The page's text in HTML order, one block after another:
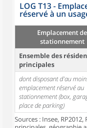
LOG T13 -
réservé à un
Emplacement de
stationnement
Ensemble des
principales
dont disposant d'au
emplacement réservé au
stationnement (box,
place de parking)
Sources : Insee,